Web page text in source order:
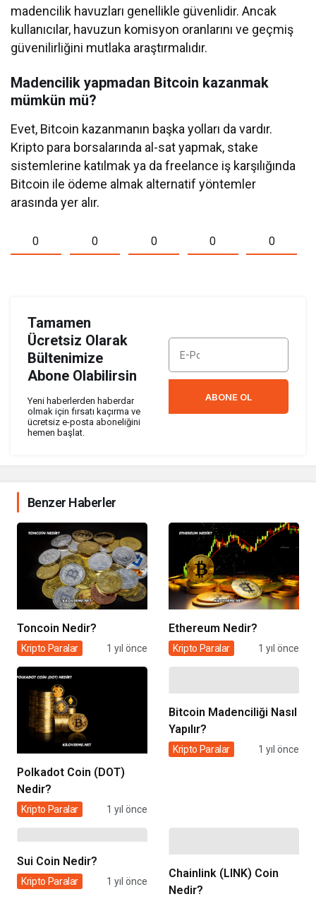
madencilik havuzları genellikle güvenlidir. Ancak
kullanıcılar, havuzun komisyon oranlarını ve geçmiş
güvenilirliğini mutlaka araştırmalıdır.
Madencilik yapmadan Bitcoin kazanmak
mümkün mü?
Evet, Bitcoin kazanmanın başka yolları da vardır.
Kripto para borsalarında al-sat yapmak, stake
sistemlerine katılmak ya da freelance iş karşılığında
Bitcoin ile ödeme almak alternatif yöntemler
arasında yer alır.
0 0 0 0 0
Tamamen
Ücretsiz Olarak
Bültenimize
Abone Olabilirsin
Yeni haberlerden haberdar
olmak için fırsatı kaçırma ve
ücretsiz e-posta aboneliğini
hemen başlat.
ABONE OL
Benzer Haberler
Toncoin Nedir?
Kripto Paralar 1 yıl önce
Ethereum Nedir?
Kripto Paralar 1 yıl önce
Polkadot Coin (DOT)
Nedir?
Kripto Paralar 1 yıl önce
Bitcoin Madenciliği Nasıl
Yapılır?
Kripto Paralar 1 yıl önce
Sui Coin Nedir?
Kripto Paralar 1 yıl önce
Chainlink (LINK) Coin
Nedir?